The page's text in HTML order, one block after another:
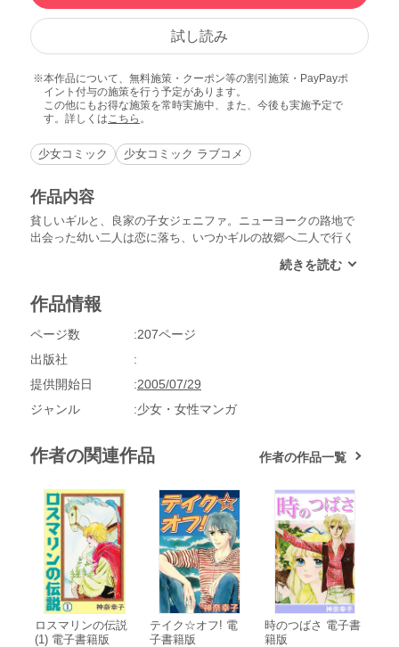
試し読み
本作品について、無料施策・クーポン等の割引施策・PayPayポ
イント付与の施策を行う予定があります。
この他にもお得な施策を常時実施中、また、今後も実施予定で
す。詳しくはこちら 。
少女コミック 少女コミック ラブコメ
作品内容
貧しいギルと、良家の子女ジェニファ。ニューヨークの路地で
出会った幼い二人は恋に落ち、いつかギルの故郷へ二人で行く
の時がやってくる…。約束を信じ、ひたむきにギルを愛するジ
作品情報
ページ数
207ページ
出版社
提供開始日
2005/07/29
ジャンル
少女・女性マンガ
作者の関連作品 作者の作品一覧
ロスマリンの伝説
(1) 電子書籍版
テイク☆オフ! 電
子書籍版
時のつばさ 電子書
籍版